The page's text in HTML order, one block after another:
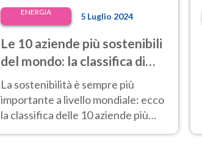
ENERGIA 5 Luglio 2024
Le 10 aziende più sostenibili
del mondo: la classifica di
Time e Statista
La sostenibilità è sempre più
importante a livello mondiale: ecco
la classifica delle 10 aziende più